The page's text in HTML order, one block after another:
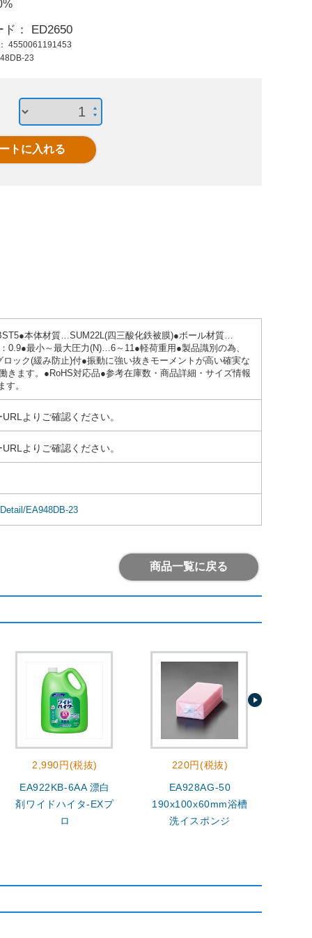
4,048 円 (税込)
EA948DD-95
： ED2650
4550061191453
23
本体材質…SUM22L(四三酸化鉄被膜)●ボール材質…
最小～最大圧力(N)…6～11●軽荷重用●製品識別の為、
ック(緩み防止)付●振動に強い抜きモーメントが高い確実な
きます。●RoHS対応品●参考在庫数・商品詳細・サイズ情報
。
よりご確認ください。
よりご確認ください。
EA948DB-23
商品一覧に戻る
2,990円(税抜)
EA922KB-6AA 漂白
剤ワイドハイタ-EXプ
ロ
220円(税抜)
EA928AG-50
190x100x60mm浴槽
洗イスポンジ